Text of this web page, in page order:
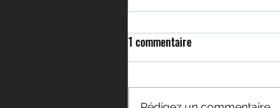
1 commentaire